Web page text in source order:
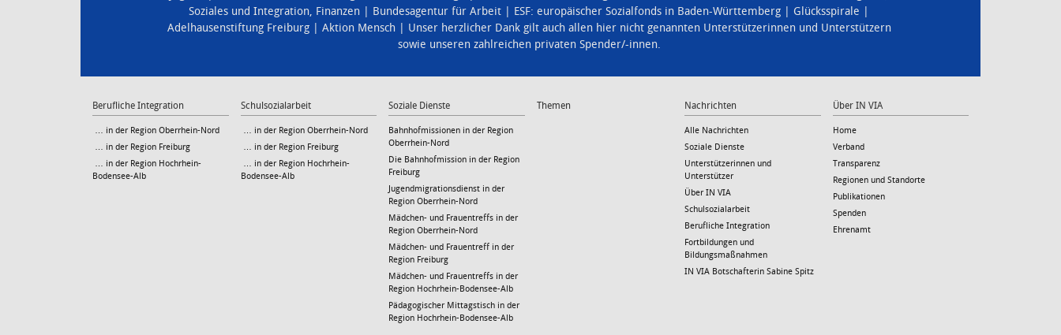
Soziales und Integration, Finanzen Bundesagentur für Arbeit ESF: europäischer Sozialfonds in Baden-Württemberg
Glücksspirale
Adelhausenstiftung Freiburg
Aktion Mensch
Unser herzlicher Dank gilt auch allen hier nicht genannten Unterstützerinnen und Unterstützern
sowie unseren zahlreichen privaten Spender/-innen.
Berufliche Integration
… in der Region Oberrhein-Nord
… in der Region Freiburg
… in der Region Hochrhein-
Bodensee-Alb
Schulsozialarbeit
… in der Region Oberrhein-Nord
… in der Region Freiburg
… in der Region Hochrhein-
Bodensee-Alb
Soziale Dienste
Bahnhofmissionen in der Region
Oberrhein-Nord
Die Bahnhofmission in der Region
Freiburg
Jugendmigrationsdienst in der
Region Oberrhein-Nord
Mädchen- und Frauentreffs in der
Region Oberrhein-Nord
Mädchen- und Frauentreff in der
Region Freiburg
Mädchen- und Frauentreffs in der
Region Hochrhein-Bodensee-Alb
Pädagogischer Mittagstisch in der
Region Hochrhein-Bodensee-Alb
Themen Nachrichten
Alle Nachrichten
Soziale Dienste
Unterstützerinnen und
Unterstützer
Über IN VIA
Schulsozialarbeit
Berufliche Integration
Fortbildungen und
Bildungsmaßnahmen
IN VIA Botschafterin Sabine Spitz
Über IN VIA
Home
Verband
Transparenz
Regionen und Standorte
Publikationen
Spenden
Ehrenamt